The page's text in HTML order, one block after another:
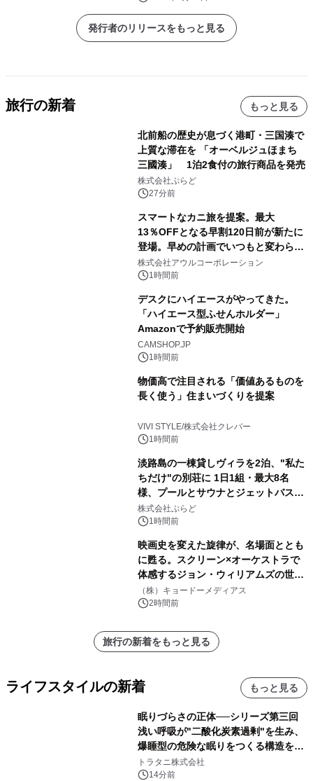
発行者のリリースをもっと見る
旅行の新着 もっと見る
北前船の歴史が息づく港町・三国湊で
上質な滞在を 「オーベルジュほまち
三國湊」 1泊2食付の旅行商品を発売
株式会社ぷらど
27分前
スマートなカニ旅を提案。最大
13％OFFとなる早割120日前が新たに
登場。早めの計画でいつもと変わらぬ
大人の冬旅を。ー夕日ヶ浦温泉「佳松
苑 別邸ふうか」ー
株式会社アウルコーポレーション
1時間前
デスクにハイエースがやってきた。
「ハイエース型ふせんホルダー」
Amazonで予約販売開始
CAMSHOP.JP
1時間前
物価高で注目される「価値あるものを
長く使う」住まいづくりを提案
VIVI STYLE/株式会社クレバー
1時間前
淡路島の一棟貸しヴィラを2泊、"私た
ちだけ"の別荘に 1日1組・最大8名
様、プールとサウナとジェットバス付
きで Villa Mon Temps AWAJIの連泊
素泊りプラン
株式会社ぷらど
1時間前
映画史を変えた旋律が、名場面ととも
に甦る。スクリーン×オーケストラで
体感するジョン・ウィリアムズの世
界。ジョン・ウィリアムズ：シネマ・
スペクタキュラー・コンサート 開催決
（株）キョードーメディアス
2時間前
旅行の新着をもっと見る
ライフスタイルの新着 もっと見る
眠りづらさの正体──シリーズ第三回
浅い呼吸が"二酸化炭素過剰"を生み、
爆睡型の危険な眠りをつくる構造を解
説
トラタニ株式会社
14分前